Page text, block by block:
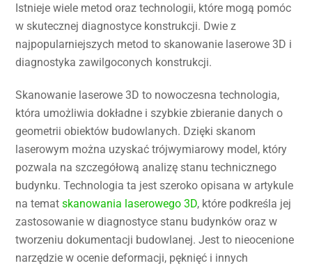
Istnieje wiele metod oraz technologii, które mogą pomóc
w skutecznej diagnostyce konstrukcji. Dwie z
najpopularniejszych metod to skanowanie laserowe 3D i
diagnostyka zawilgoconych konstrukcji.
Skanowanie laserowe 3D to nowoczesna technologia,
która umożliwia dokładne i szybkie zbieranie danych o
geometrii obiektów budowlanych. Dzięki skanom
laserowym można uzyskać trójwymiarowy model, który
pozwala na szczegółową analizę stanu technicznego
budynku. Technologia ta jest szeroko opisana w artykule
na tematskanowania laserowego 3D, które podkreśla jej
zastosowanie w diagnostyce stanu budynków oraz w
tworzeniu dokumentacji budowlanej. Jest to nieocenione
narzędzie w ocenie deformacji, pęknięć i innych